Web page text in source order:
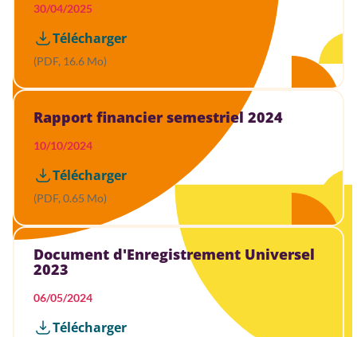
30/04/2025
Télécharger
(PDF, 16.6 Mo)
Rapport financier semestriel 2024
10/10/2024
Télécharger
(PDF, 0.65 Mo)
Document d'Enregistrement Universel
2023
06/05/2024
Télécharger